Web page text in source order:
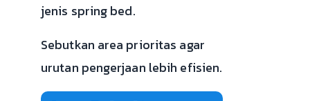
jenis spring bed.
Sebutkan area prioritas agar
urutan pengerjaan lebih efisien.